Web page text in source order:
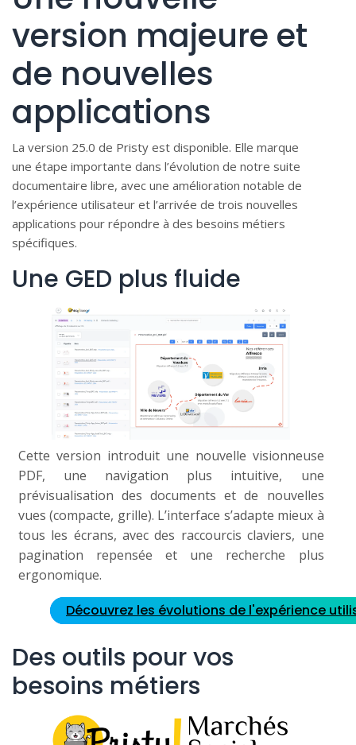
version majeure et
de nouvelles
applications
La version 25.0 de Pristy est disponible. Elle marque
une étape importante dans l’évolution de notre suite
documentaire libre, avec une amélioration notable de
l’expérience utilisateur et l’arrivée de trois nouvelles
applications pour répondre à des besoins métiers
spécifiques.
Une GED plus fluide
Cette version introduit une nouvelle visionneuse
PDF, une navigation plus intuitive, une
prévisualisation des documents et de nouvelles
vues (compacte, grille). L’interface s’adapte mieux à
tous les écrans, avec des raccourcis claviers, une
pagination repensée et une recherche plus
ergonomique.
Découvrez les évolutions de l'expérience
Des outils pour vos
besoins métiers